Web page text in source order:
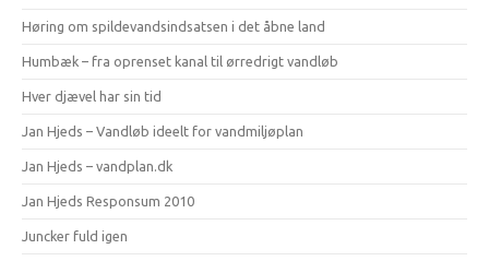
Høring om spildevandsindsatsen i det åbne land
Humbæk – fra oprenset kanal til ørredrigt vandløb
Hver djævel har sin tid
Jan Hjeds – Vandløb ideelt for vandmiljøplan
Jan Hjeds – vandplan.dk
Jan Hjeds Responsum 2010
Juncker fuld igen